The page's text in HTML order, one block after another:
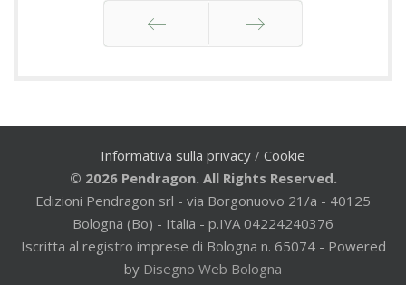
Informativa sulla privacy / Cookie
© 2026 Pendragon. All Rights Reserved.
Edizioni Pendragon srl - via Borgonuovo 21/a - 40125
Bologna (Bo) - Italia - p.IVA 04224240376
Iscritta al registro imprese di Bologna n. 65074 - Powered
by Disegno Web Bologna